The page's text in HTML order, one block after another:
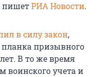
пишетРИА Новости.
в силу закон,
планка призывного
В то же время
воинского учета и